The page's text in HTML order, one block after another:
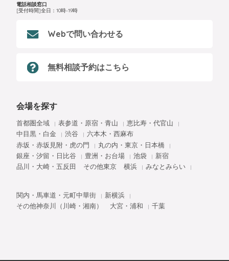
電話相談窓口
[受付時間]全日：10時-19時
Webで問い合わせる
無料相談予約はこちら
会場を探す
首都圏全域 表参道・原宿・青山
恵比寿・代官山
中目黒・白金
渋谷
六本木・西麻布
赤坂・赤坂見附・虎の門
丸の内・東京・日本橋
銀座・汐留・日比谷
豊洲・お台場 池袋
新宿
品川・大崎・五反田
その他東京 横浜 みなとみらい
関内・馬車道・元町中華街
新横浜
その他神奈川（川崎・湘南）
大宮・浦和 千葉